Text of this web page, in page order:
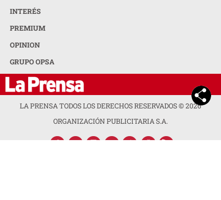
INTERÉS
PREMIUM
OPINION
GRUPO OPSA
LA PRENSA TODOS LOS DERECHOS RESERVADOS ©2026
ORGANIZACIÓN PUBLICITARIA S.A.